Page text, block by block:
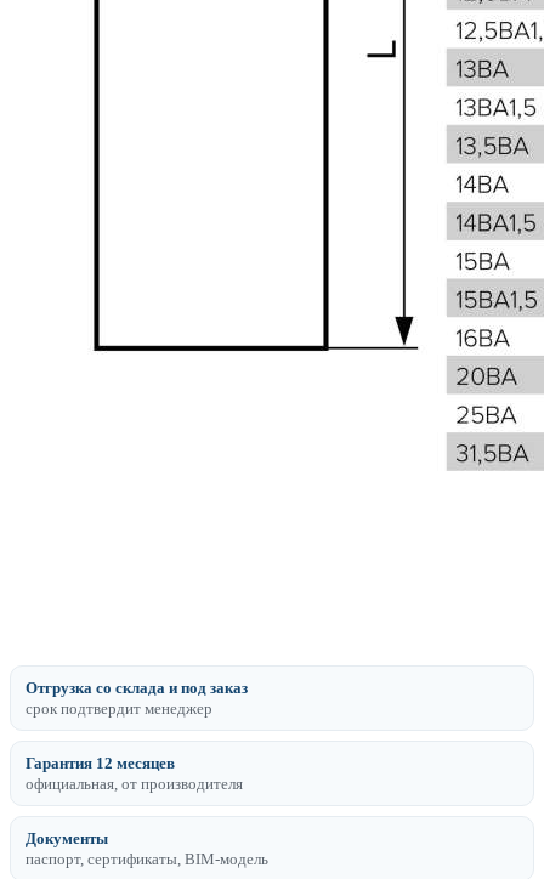
Отгрузка со склада и под заказ
срок подтвердит менеджер
Гарантия 12 месяцев
официальная, от производителя
Документы
паспорт, сертификаты, BIM-модель